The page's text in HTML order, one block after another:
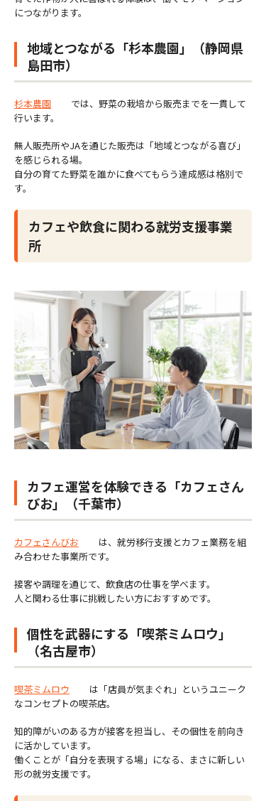
につながります。
地域とつながる「杉本農園」（静岡県
島田市）
杉本農園
では、野菜の栽培から販売までを一貫して
行います。
無人販売所やJAを通じた販売は「地域とつながる喜び」
を感じられる場。
自分の育てた野菜を誰かに食べてもらう達成感は格別で
す。
カフェや飲食に関わる就労支援事業
所
カフェ運営を体験できる「カフェさん
びお」（千葉市）
カフェさんびお
は、就労移行支援とカフェ業務を組
み合わせた事業所です。
接客や調理を通じて、飲食店の仕事を学べます。
人と関わる仕事に挑戦したい方におすすめです。
個性を武器にする「喫茶ミムロウ」
（名古屋市）
喫茶ミムロウ
は「店員が気まぐれ」というユニーク
なコンセプトの喫茶店。
知的障がいのある方が接客を担当し、その個性を前向き
に活かしています。
働くことが「自分を表現する場」になる、まさに新しい
形の就労支援です。